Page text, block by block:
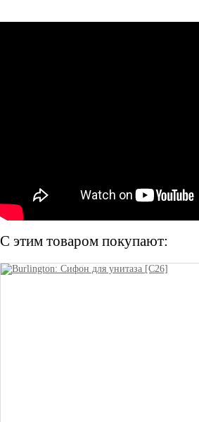
С этим товаром покупают: